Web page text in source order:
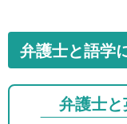
弁護士と語学
弁護士